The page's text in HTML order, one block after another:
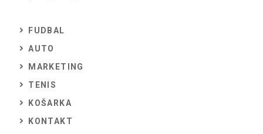
FUDBAL
AUTO
MARKETING
TENIS
KOŠARKA
KONTAKT